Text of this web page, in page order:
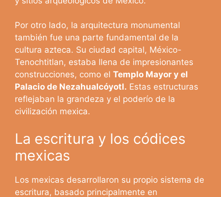
Por otro lado, la arquitectura monumental
también fue una parte fundamental de la
cultura azteca. Su ciudad capital, México-
Tenochtitlan, estaba llena de impresionantes
construcciones, como el Templo Mayor y el
Palacio de Nezahualcóyotl. Estas estructuras
reflejaban la grandeza y el poderío de la
civilización mexica.
La escritura y los códices
mexicas
Los mexicas desarrollaron su propio sistema de
escritura, basado principalmente en